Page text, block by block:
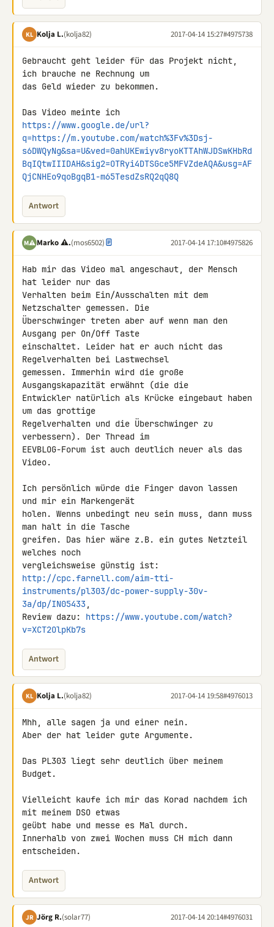
KL Kolja L.(kolja82) 2017-04-14 15:27#4975738
Gebraucht geht leider für das Projekt nicht,
ich brauche ne Rechnung um
das Geld wieder zu bekommen.
https://www.google.de/url?
q=https://m.youtube.com/watch%3Fv%3Dsj-
s6DWQyNg&sa=U&ved=0ahUKEwiyv8ryoKTTAhWJDSwKHbRd
BqIQtwIIIDAH&sig2=OTRyi4DTSGce5MFVZdeAQA&usg=AF
QjCNHEo9qoBgqB1-m65TesdZsRQ2qQ8Q
Antwort
M⚠ Marko ⚠.(mos6502) 2017-04-14 17:10#4975826
Hab mir das Video mal angeschaut, der Mensch
hat leider nur das
Verhalten beim Ein/Ausschalten mit dem
Netzschalter gemessen. Die
Überschwinger treten aber auf wenn man den
Ausgang per On/Off Taste
einschaltet. Leider hat er auch nicht das
Regelverhalten bei Lastwechsel
gemessen. Immerhin wird die große
Ausgangskapazität erwähnt (die die
Entwickler natürlich als Krücke eingebaut haben
um das grottige
Regelverhalten und die Überschwinger zu
verbessern). Der Thread im
EEVBLOG-Forum ist auch deutlich neuer als das
Video.
Ich persönlich würde die Finger davon lassen
und mir ein Markengerät
holen. Wenns unbedingt neu sein muss, dann muss
man halt in die Tasche
greifen. Das hier wäre z.B. ein gutes Netzteil
welches noch
http://cpc.farnell.com/aim-tti-
instruments/pl303/dc-power-supply-30v-
3a/dp/IN05433,
Review dazu: https://www.youtube.com/watch?
v=XCT2OlpKb7s
Antwort
KL Kolja L.(kolja82) 2017-04-14 19:58#4976013
Mhh, alle sagen ja und einer nein.
Aber der hat leider gute Argumente.
Das PL303 liegt sehr deutlich über meinem
Budget.
Vielleicht kaufe ich mir das Korad nachdem ich
mit meinem DSO etwas
geübt habe und messe es Mal durch.
Innerhalb von zwei Wochen muss CH mich dann
entscheiden.
Antwort
JR Jörg R.(solar77) 2017-04-14 20:14#4976031